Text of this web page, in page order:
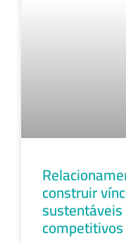
construir
competitivos